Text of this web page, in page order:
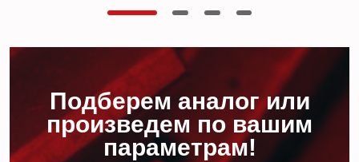
Подберем аналог или
произведем по вашим
параметрам!